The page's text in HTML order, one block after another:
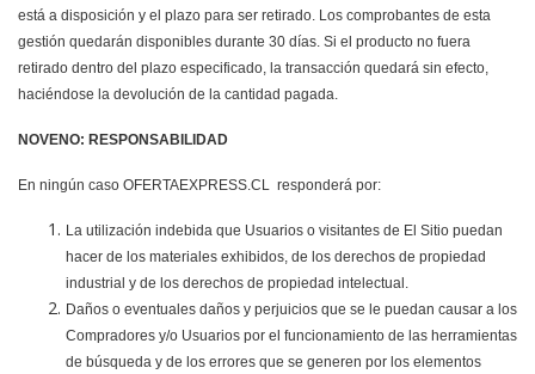
está a disposición y el plazo para ser retirado. Los comprobantes de esta
gestión quedarán disponibles durante 30 días. Si el producto no fuera
retirado dentro del plazo especificado, la transacción quedará sin efecto,
haciéndose la devolución de la cantidad pagada.
NOVENO: RESPONSABILIDAD
En ningún caso OFERTAEXPRESS.CL responderá por:
La utilización indebida que Usuarios o visitantes de El Sitio puedan
hacer de los materiales exhibidos, de los derechos de propiedad
industrial y de los derechos de propiedad intelectual.
Daños o eventuales daños y perjuicios que se le puedan causar a los
Compradores y/o Usuarios por el funcionamiento de las herramientas
de búsqueda y de los errores que se generen por los elementos